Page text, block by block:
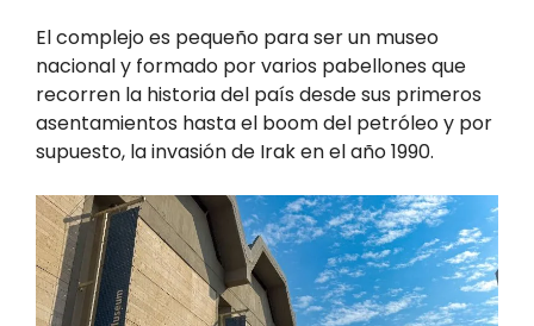
El complejo es pequeño para ser un museo
nacional y formado por varios pabellones que
recorren la historia del país desde sus primeros
asentamientos hasta el boom del petróleo y por
supuesto, la invasión de Irak en el año 1990.